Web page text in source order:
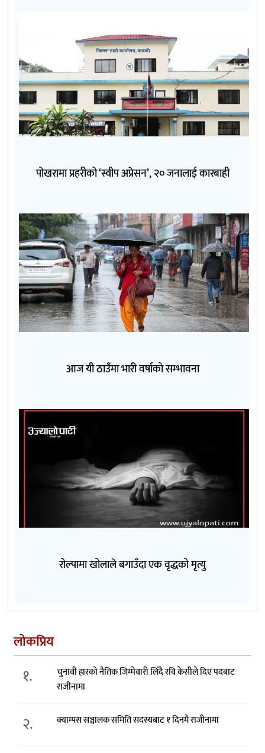
पोखरामा प्रहरीको ‘स्वीप अप्रेसन’, २० जनालाई कारबाही
आज यी ठाउँमा भारी वर्षाको सम्भावना
रोल्पामा खोलाले बगाउँदा एक वृद्धको मृत्यु
लोकप्रिय
१.
चुनावी हारको नैतिक जिम्मेवारी लिँदै रवि केसीले दिए पदबाट
राजीनामा
२. क्याम्पस सञ्चालक समिति सदस्यबाट १ दिनमै राजीनामा